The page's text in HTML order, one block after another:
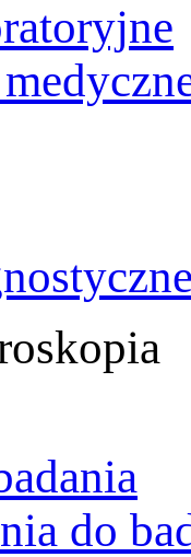
do